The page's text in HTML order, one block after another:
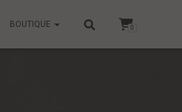
BOUTIQUE 0